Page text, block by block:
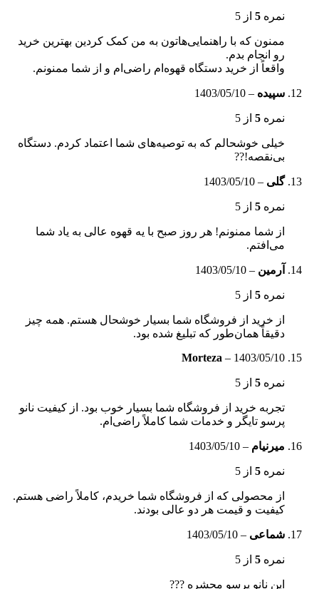
نمره 5 از 5
ممنون که با راهنمایی‌هاتون به من کمک کردین بهترین خرید
رو انجام بدم.
واقعاً از خرید دستگاه قهوه‌ام راضی‌ام و از شما ممنونم.
سپیده –
1403/05/10
نمره 5 از 5
خیلی خوشحالم که به توصیه‌های شما اعتماد کردم. دستگاه
بی‌نقصه!??
گلی –
1403/05/10
نمره 5 از 5
از شما ممنونم! هر روز صبح با یه قهوه عالی به یاد شما
می‌افتم.
آرمین –
1403/05/10
نمره 5 از 5
از خرید از فروشگاه شما بسیار خوشحال هستم. همه چیز
دقیقاً همان‌طور که تبلیغ شده بود.
Morteza – 1403/05/10
نمره 5 از 5
تجربه خرید از فروشگاه شما بسیار خوب بود. از کیفیت نانو
پرسو تایگر و خدمات شما کاملاً راضی‌ام.
میرنیام –
1403/05/10
نمره 5 از 5
از محصولی که از فروشگاه شما خریدم، کاملاً راضی هستم.
کیفیت و قیمت هر دو عالی بودند.
شماعی –
1403/05/10
نمره 5 از 5
این نانو پرسو محشره ???